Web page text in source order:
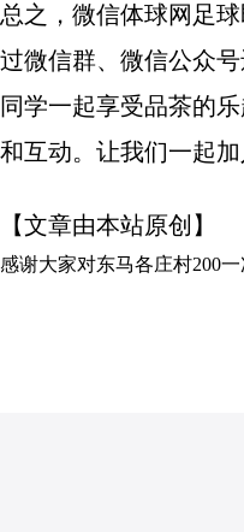
总之，微信体球网足
过微信群、微信公众
同学一起享受品茶的
和互动。让我们一起
【文章由本站原创】
感谢大家对东马各庄村200